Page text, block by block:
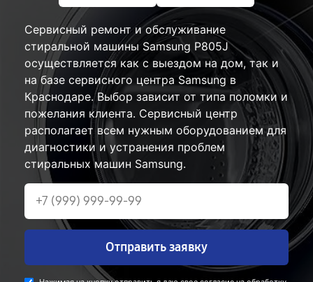
Сервисный ремонт и обслуживание
стиральной машины Samsung P805J
осуществляется как с выездом на дом, так и
на базе сервисного центра Samsung в
Краснодаре. Выбор зависит от типа поломки и
пожелания клиента. Сервисный центр
располагает всем нужным оборудованием для
диагностики и устранения проблем
стиральных машин Samsung.
Отправить заявку